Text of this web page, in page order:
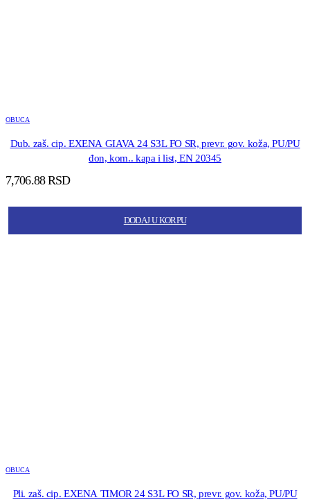
OBUCA
Dub. zaš. cip. EXENA GIAVA 24 S3L FO SR, prevr. gov. koža, PU/PU
đon, kom.. kapa i list, EN 20345
7,706.88RSD
DODAJ U KORPU
OBUCA
Pli. zaš. cip. EXENA TIMOR 24 S3L FO SR, prevr. gov. koža, PU/PU